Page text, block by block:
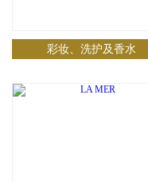
彩妆、洗护及香水